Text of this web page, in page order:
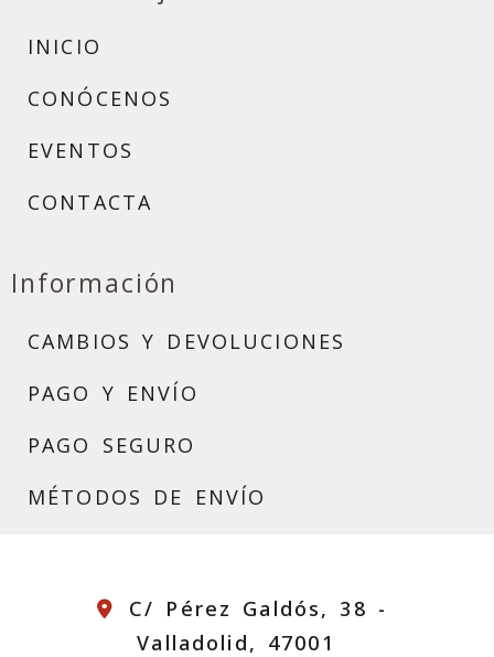
INICIO
CONÓCENOS
EVENTOS
CONTACTA
Información
CAMBIOS Y DEVOLUCIONES
PAGO Y ENVÍO
PAGO SEGURO
MÉTODOS DE ENVÍO
C/ Pérez Galdós, 38 -
Valladolid, 47001